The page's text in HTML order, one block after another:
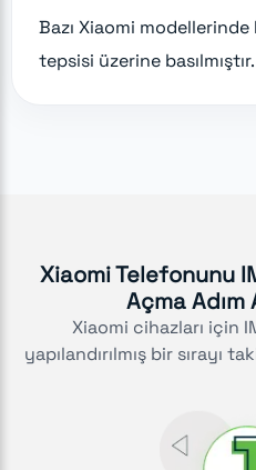
Bazı Xiaomi
tepsisi üzerine basılmıştır.
Xiaomi Telefonunu
Açma Adım
Xiaomi cihazları için
yapılandırılmış bir sırayı